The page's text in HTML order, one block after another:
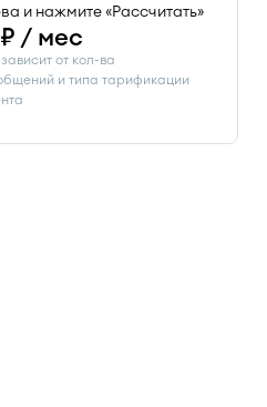
и нажмите «Рассчитать»
/ мес
от кол-ва
и типа тарификации